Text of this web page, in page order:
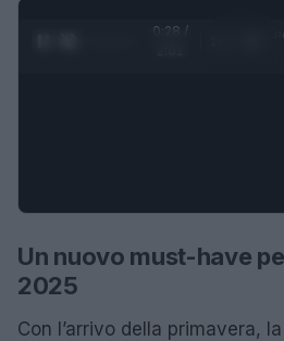
0:28 /
Un nuovo must-have
2025
Con l’arrivo della primavera,